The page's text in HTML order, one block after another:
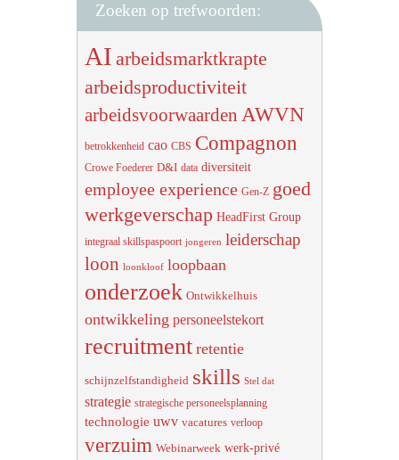
Zoeken op trefwoorden:
AI arbeidsmarktkrapte
arbeidsproductiviteit
arbeidsvoorwaarden AWVN
betrokkenheid cao CBS Compagnon
Crowe Foederer D&I data diversiteit
employee experience Gen-Z goed
werkgeverschap HeadFirst Group
integraal skillspaspoort jongeren leiderschap
loon loonkloof loopbaan
onderzoek Ontwikkelhuis
ontwikkeling personeelstekort
recruitment retentie
schijnzelfstandigheid skills Stel dat
strategie strategische personeelsplanning
technologie uwv vacatures verloop
verzuim Webinarweek werk-privé